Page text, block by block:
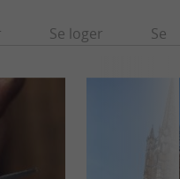
Se loger Se